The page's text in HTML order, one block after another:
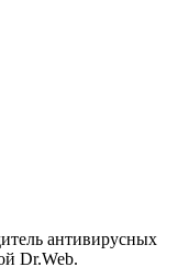
антивирусных
Dr.Web.